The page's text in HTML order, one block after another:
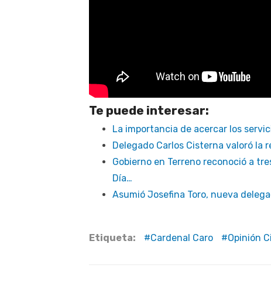
Te puede interesar:
La importancia de acercar los
Delegado Carlos Cisterna valoró la
Gobierno en Terreno reconoció a
Día…
Asumió Josefina Toro, nueva
Etiqueta: Cardenal Caro Opinión